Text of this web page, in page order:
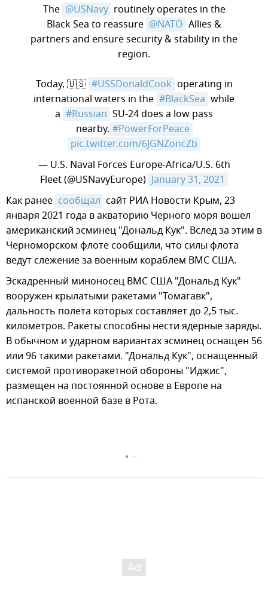
The @USNavy routinely operates in the
Black Sea to reassure @NATO Allies &
partners and ensure security & stability in the
region.
Today, 🇺🇸 #USSDonaldCook operating in
international waters in the #BlackSea while
a #Russian SU-24 does a low pass
nearby. #PowerForPeace
pic.twitter.com/6JGNZoncZb
— U.S. Naval Forces Europe-Africa/U.S. 6th
Fleet (@USNavyEurope) January 31, 2021
​​Как ранее сообщал сайт РИА Новости Крым, 23
января 2021 года в акваторию Черного моря вошел
американский эсминец "Дональд Кук". Вслед за этим в
Черноморском флоте сообщили, что силы флота
ведут слежение за военным кораблем ВМС США.
Эскадренный миноносец ВМС США "Дональд Кук"
вооружен крылатыми ракетами "Томагавк",
дальность полета которых составляет до 2,5 тыс.
километров. Ракеты способны нести ядерные заряды.
В обычном и ударном вариантах эсминец оснащен 56
или 96 такими ракетами. "Дональд Кук", оснащенный
системой противоракетной обороны "Иджис",
размещен на постоянной основе в Европе на
испанской военной базе в Рота.